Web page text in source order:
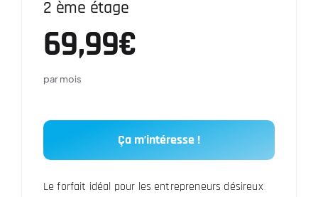
2 ème étage
69,99€
par mois
Ça m’intéresse !
Le forfait idéal pour les entrepreneurs désireux